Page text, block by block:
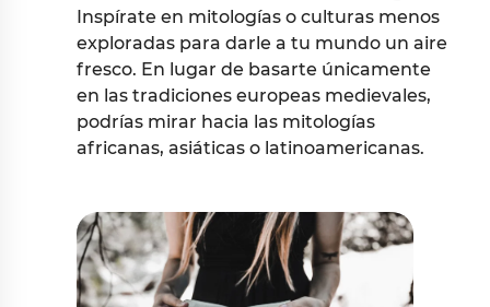
Inspírate en mitologías o culturas menos
exploradas para darle a tu mundo un aire
fresco. En lugar de basarte únicamente
en las tradiciones europeas medievales,
podrías mirar hacia las mitologías
africanas, asiáticas o latinoamericanas.